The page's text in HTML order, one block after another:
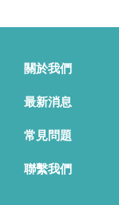
關於我們
最新消息
常見問題
聯繫我們